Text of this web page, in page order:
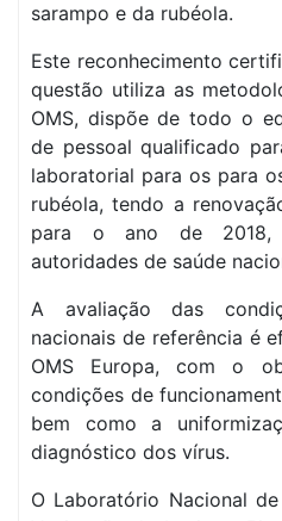
sarampo e da rubéola.
Este reconhecimento
questão utiliza as
OMS, dispõe de todo o
de pessoal qualificado
laboratorial para os para
rubéola, tendo a
para o ano de 2018,
autoridades de saúde
A avaliação das
nacionais de referência é
OMS Europa, com o
condições de
bem como a
diagnóstico dos vírus.
O Laboratório Nacional